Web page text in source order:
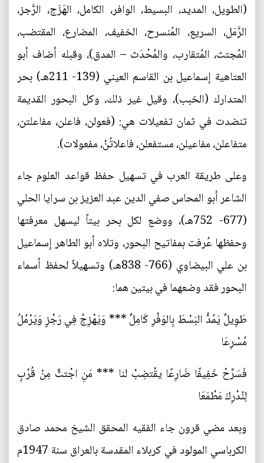
(الطويل، المديد، البسيط، الوافر، الكامل، الهَزَج، الرَّجز،
الرَّمَل، السريع، المُنسرح، الخفيف، المضارع، المقتضب،
المُجتث، المُتقارب، والمُحْدَث – المدق)، وقبله أضاف أبو
العتاهية إسماعيل بن القاسم العيني (139- 211هـ) بحر
المتدارك (الخبب)، وقيل غير ذلك، وكل البحور القديمة
تنضدت في ثمان تفعيلات هي: (فعولن، فاعلن، مفاعلتن،
متفاعلن، مفاعيلن، مستفعلن، فاعلاتُنْ، مفعولات).
وعلى طريقة العرب في تسهيل حفظ قواعد العلوم جاء
الشاعر أبو المحاس صفي الدين عبد العزيز بن سرايا الحلي
(677- 752هـ)، ووضع لكل بحر بيتاً ليسهل معرفتها
وحفظها عُرفت بمفاتيح البحور، وتلاه أبو الطاهر إسماعيل
بن علي البيضاوي (766- 838هـ) وتسهيلاً لحفظ أسماء
البحور فقد وضعهما في بيتين هما:
طَوِيلٌ يَمُدُّ البَسْطَ بِالوَفْرِ كَامِلٌ *** وَيَهْزِجُ فِي رَجْزٍ وَيَرْمُلُ
مُسْرِعَا
فَسَرِّحْ خَفِيفًا ضَارِعًا يقْتضِبْ لنا *** مَنِ اجْتثَّ مِنْ قُرْبٍ
لِنُدْرِكَ مَطْمَعَا
وبعد مضي قرون جاء الفقيه المحقق الشيخ محمد صادق
الكرباسي المولود في كربلاء المقدسة بالعراق سنة 1947م